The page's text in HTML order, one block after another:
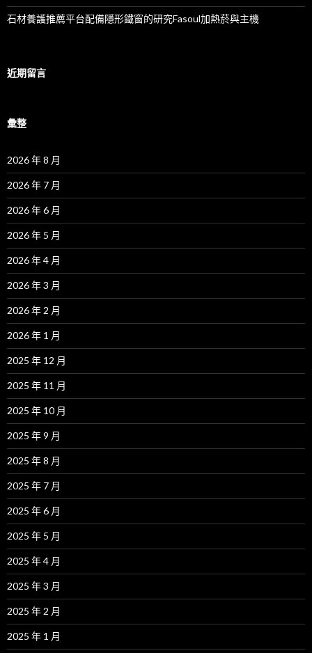
石材養護推薦平台配備隱形鐵窗的研究Fasoul加熱菸與主機
近期留言
彙整
2026 年 8 月
2026 年 7 月
2026 年 6 月
2026 年 5 月
2026 年 4 月
2026 年 3 月
2026 年 2 月
2026 年 1 月
2025 年 12 月
2025 年 11 月
2025 年 10 月
2025 年 9 月
2025 年 8 月
2025 年 7 月
2025 年 6 月
2025 年 5 月
2025 年 4 月
2025 年 3 月
2025 年 2 月
2025 年 1 月